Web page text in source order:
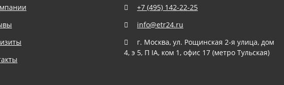
+7 (495) 142-22-25
info@etr24.ru
г. Москва, ул. Рощинская 2-я улица, дом
4, э 5, П IА, ком 1, офис 17 (метро Тульская)